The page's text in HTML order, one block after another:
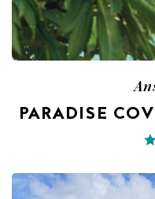
PARADISE